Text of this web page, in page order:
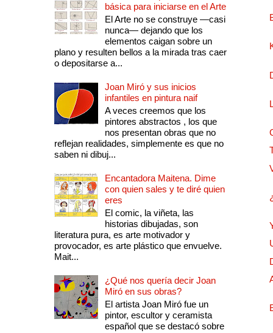
básica para iniciarse en el Arte
El Arte no se construye —casi
nunca— dejando que los
elementos caigan sobre un
plano y resulten bellos a la mirada tras caer
o depositarse a...
Joan Miró y sus inicios
infantiles en pintura naif
A veces creemos que los
pintores abstractos , los que
nos presentan obras que no
reflejan realidades, simplemente es que no
saben ni dibuj...
Encantadora Maitena. Dime
con quien sales y te diré quien
eres
El comic, la viñeta, las
historias dibujadas, son
literatura pura, es arte motivador y
provocador, es arte plástico que envuelve.
Mait...
¿Qué nos quería decir Joan
Miró en sus obras?
El artista Joan Miró fue un
pintor, escultor y ceramista
español que se destacó sobre